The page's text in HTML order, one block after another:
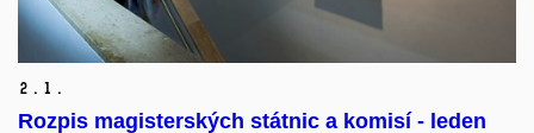
2. 1.
Rozpis magisterských státnic a komisí - leden